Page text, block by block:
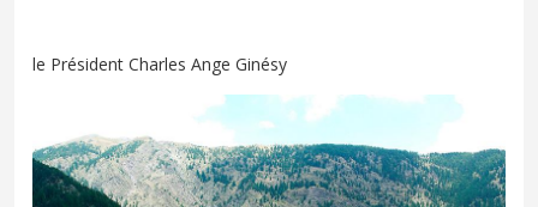
le Président Charles Ange Ginésy